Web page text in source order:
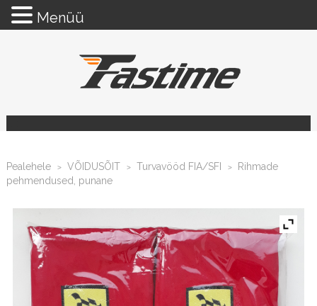
Pealehele > VÕIDUSÕIT > Turvavööd FIA/SFI >
Rihmade
pehmendused, punane
Menüü